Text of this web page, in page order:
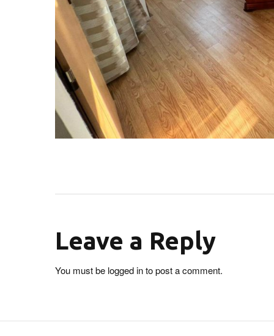
Leave a Reply
You must be logged into post a comment.